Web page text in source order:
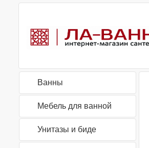
Ванны
Мебель для ванной
Унитазы и биде